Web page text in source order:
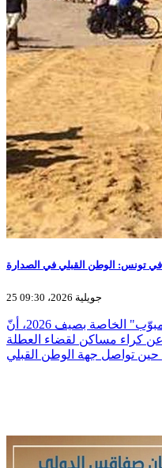
تونس: الوطن القبلي في الصدارة
25 جويلية 2026، 09:30
أظهرت بيانات منصّة العقارات "مبوّب" الخاصة بصيف 2026، أنّ
عن كراء مساكن لقضاء العطلة